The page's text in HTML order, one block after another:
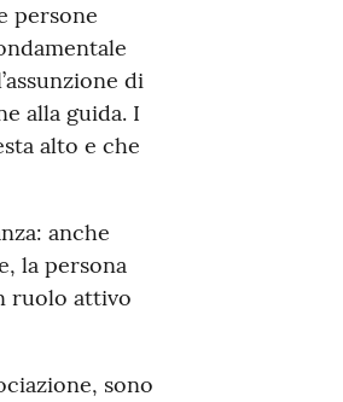
persone
di
alla guida. I
alto e che
anche
la persona
ruolo attivo
sono